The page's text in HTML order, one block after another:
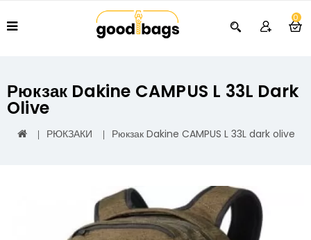
0
Рюкзак Dakine CAMPUS L 33L Dark
Olive
РЮКЗАКИ Рюкзак Dakine CAMPUS L 33L dark olive